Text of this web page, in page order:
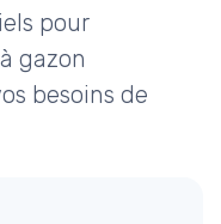
pour
gazon
besoins de